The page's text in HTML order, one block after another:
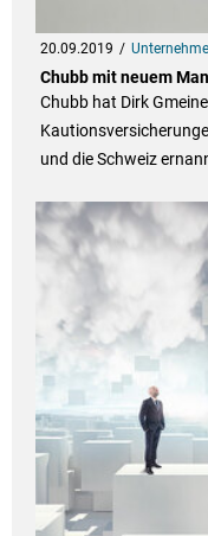
20.09.2019
Chubb mit neuem
Chubb hat Dirk
und die Schweiz